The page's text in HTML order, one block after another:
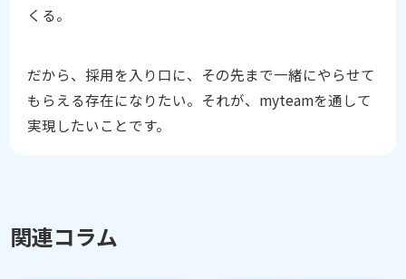
くる。
だから、採用を入り口に、その先まで一緒にやらせて
もらえる存在になりたい。それが、myteamを通して
実現したいことです。
関連コラム